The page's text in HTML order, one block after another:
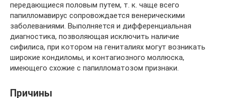
передающиеся половым путем, т. к. чаще всего
папилломавирус сопровождается венерическими
заболеваниями. Выполняется и дифференциальная
диагностика, позволяющая исключить наличие
сифилиса, при котором на гениталиях могут возникать
широкие кондиломы, и контагиозного моллюска,
имеющего схожие с папилломатозом признаки.
Причины